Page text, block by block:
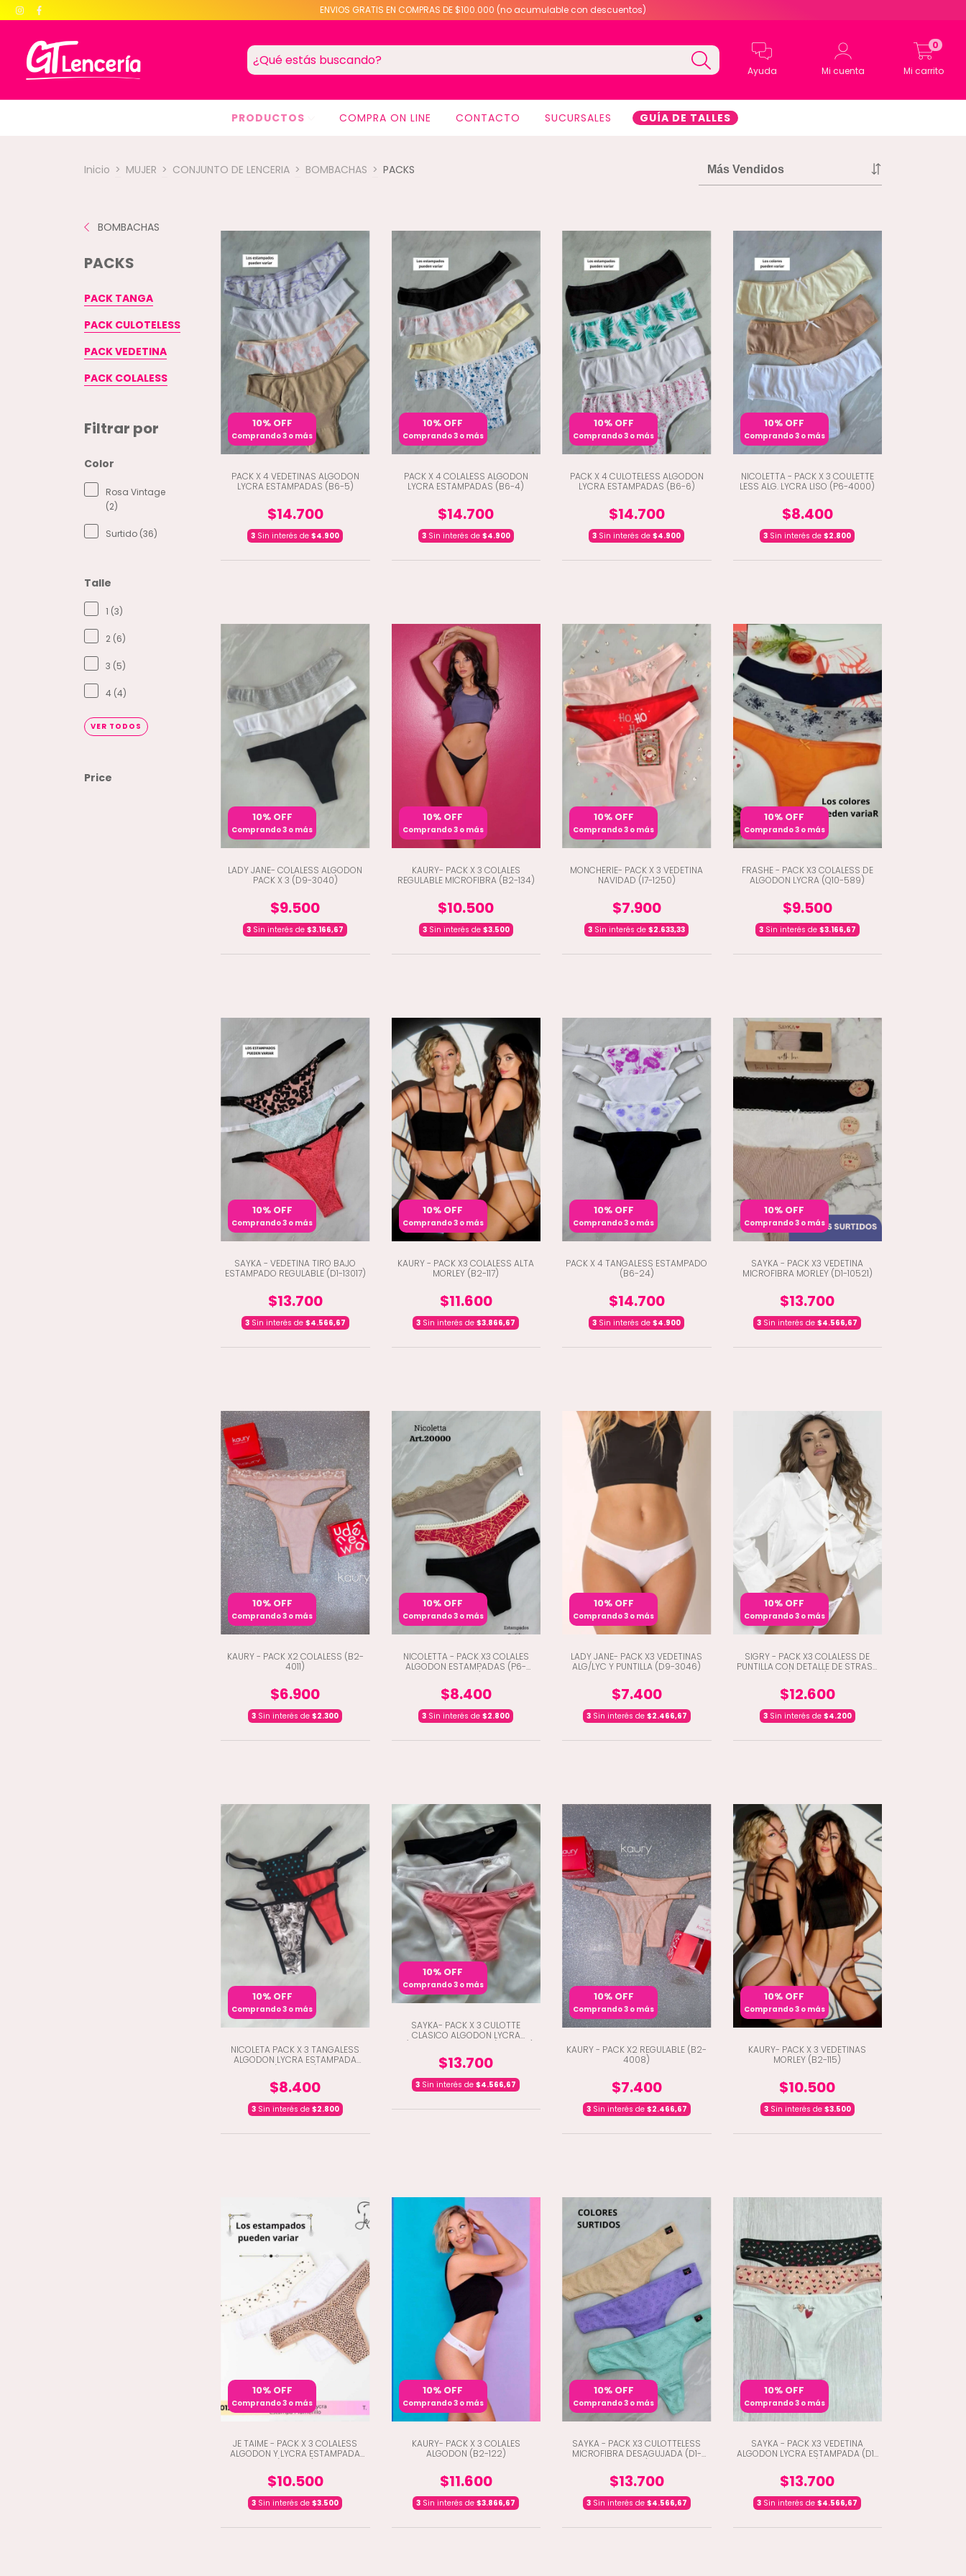
ENVIOS GRATIS EN COMPRAS DE $100.000 (no acumulable con descuentos)
Ayuda Mi cuenta Mi carrito
0
PRODUCTOS COMPRA ON LINE CONTACTO SUCURSALES GUÍA DE TALLES
Inicio > MUJER > CONJUNTO DE LENCERIA > BOMBACHAS > PACKS
BOMBACHAS
PACKS
PACK TANGA
PACK CULOTELESS
PACK VEDETINA
PACK COLALESS
Filtrar por
Color
Rosa Vintage
(2)
Surtido (36)
Talle
1 (3)
2 (6)
3 (5)
4 (4)
VER TODOS
Price
10% OFF
Comprando 3 o más
PACK X 4 VEDETINAS ALGODON
LYCRA ESTAMPADAS (B6-5)
$14.700
3 Sin interés de$4.900
10% OFF
Comprando 3 o más
PACK X 4 COLALESS ALGODON
LYCRA ESTAMPADAS (B6-4)
$14.700
3Sin interés de $4.900
10% OFF
Comprando 3 o más
PACK X 4 CULOTELESS ALGODON
LYCRA ESTAMPADAS (B6-6)
$14.700
3 Sin interés de$4.900
10% OFF
Comprando 3 o más
NICOLETTA - PACK X 3 COULETTE
LESS ALG. LYCRA LISO (P6-4000)
$8.400
3 Sin interés de$2.800
10% OFF
Comprando 3 o más
LADY JANE- COLALESS ALGODON
PACK X 3 (D9-3040)
$9.500
3 Sin interés de$3.166,67
10% OFF
Comprando 3 o más
KAURY- PACK X 3 COLALES
REGULABLE MICROFIBRA (B2-134)
$10.500
3Sin interés de $3.500
10% OFF
Comprando 3 o más
MONCHERIE- PACK X 3 VEDETINA
NAVIDAD (I7-1250)
$7.900
3 Sin interés de$2.633,33
10% OFF
Comprando 3 o más
FRASHE - PACK X3 COLALESS DE
ALGODON LYCRA (Q10-589)
$9.500
3Sin interés de $3.166,67
10% OFF
Comprando 3 o más
SAYKA - VEDETINA TIRO BAJO
ESTAMPADO REGULABLE (D1-13017)
$13.700
3Sin interés de $4.566,67
10% OFF
Comprando 3 o más
KAURY - PACK X3 COLALESS ALTA
MORLEY (B2-117)
$11.600
3 Sin interés de$3.866,67
10% OFF
Comprando 3 o más
PACK X 4 TANGALESS ESTAMPADO
(B6-24)
$14.700
3 Sin interés de$4.900
10% OFF
Comprando 3 o más
SAYKA - PACK X3 VEDETINA
MICROFIBRA MORLEY (D1-10521)
$13.700
3 Sin interés de$4.566,67
10% OFF
Comprando 3 o más
KAURY - PACK X2 COLALESS (B2-
4011)
$6.900
3 Sin interés de$2.300
10% OFF
Comprando 3 o más
NICOLETTA - PACK X3 COLALES
ALGODON ESTAMPADAS (P6-
$8.400
3 Sin interés de$2.800
10% OFF
Comprando 3 o más
LADY JANE- PACK X3 VEDETINAS
ALG/LYC Y PUNTILLA (D9-3046)
$7.400
3Sin interés de $2.466,67
10% OFF
Comprando 3 o más
SIGRY - PACK X3 COLALESS DE
PUNTILLA CON DETALLE DE STRASS
$12.600
3Sin interés de $4.200
10% OFF
Comprando 3 o más
NICOLETA PACK X 3 TANGALESS
ALGODON LYCRA ESTAMPADA
$8.400
3Sin interés de $2.800
10% OFF
Comprando 3 o más
SAYKA- PACK X 3 CULOTTE
CLASICO ALGODON LYCRA
$13.700
3 Sin interés de$4.566,67
10% OFF
Comprando 3 o más
KAURY - PACK X2 REGULABLE (B2-
4008)
$7.400
3Sin interés de $2.466,67
10% OFF
Comprando 3 o más
KAURY- PACK X 3 VEDETINAS
MORLEY (B2-115)
$10.500
3Sin interés de $3.500
10% OFF
Comprando 3 o más
JE TAIME - PACK X 3 COLALESS
ALGODON Y LYCRA ESTAMPADA
$10.500
3 Sin interés de$3.500
10% OFF
Comprando 3 o más
KAURY- PACK X 3 COLALES
ALGODON (B2-122)
$11.600
3 Sin interés de$3.866,67
10% OFF
Comprando 3 o más
SAYKA - PACK X3 CULOTTELESS
MICROFIBRA DESAGUJADA (D1-
$13.700
3Sin interés de $4.566,67
10% OFF
Comprando 3 o más
SAYKA - PACK X3 VEDETINA
ALGODON LYCRA ESTAMPADA (D1-
$13.700
3 Sin interés de$4.566,67